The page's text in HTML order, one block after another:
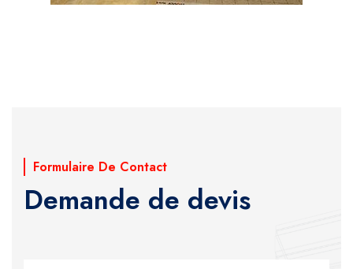
Formulaire De Contact
Demande de devis